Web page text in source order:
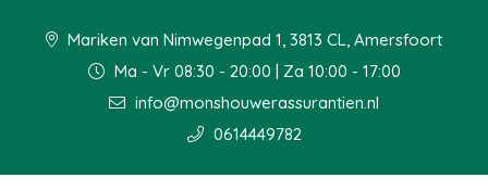
Mariken van Nimwegenpad 1, 3813 CL, Amersfoort
Ma - Vr 08:30 - 20:00 | Za 10:00 - 17:00
info@monshouwerassurantien.nl
0614449782